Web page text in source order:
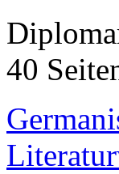
40